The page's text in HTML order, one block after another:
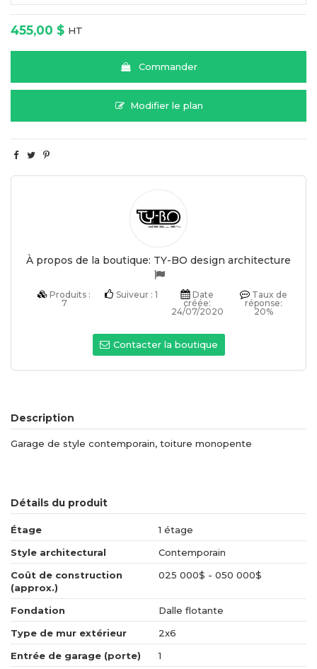
455,00 $ HT
Commander
Modifier le plan
À propos de la boutique: TY-BO design architecture
Produits :
7
Suiveur : 1
créée:
24/07/2020
réponse:
20%
Contacter la boutique
Description
Garage de style contemporain, toiture monopente
Détails du produit
Étage
1 étage
Style architectural
Contemporain
Coût de construction
(approx.)
025 000$ - 050 000$
Fondation
Dalle flotante
Type de mur extérieur
2x6
Entrée de garage (porte)
1